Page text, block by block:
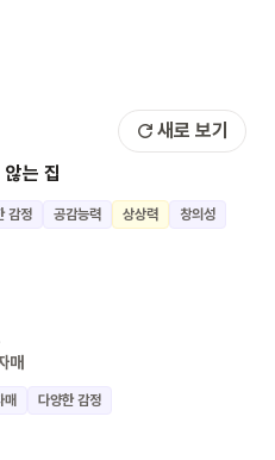
새로 보기
는 집
감정 공감능력 상상력 창의성
매
매 다양한 감정